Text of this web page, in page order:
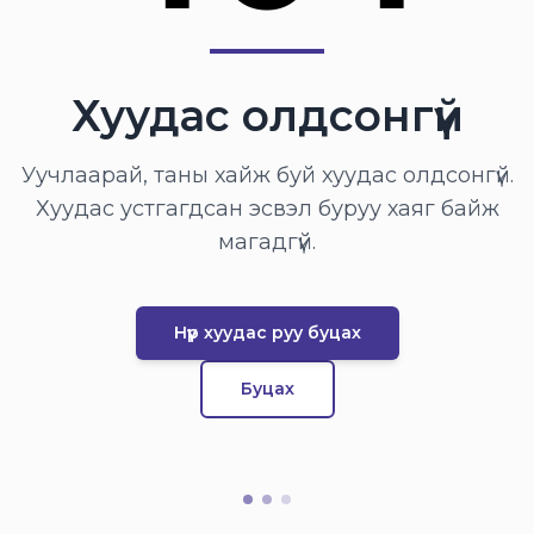
Хуудас олдсонгүй
Уучлаарай, таны хайж буй хуудас олдсонгүй.
Хуудас устгагдсан эсвэл буруу хаяг байж
магадгүй.
Нүүр хуудас руу буцах
Буцах